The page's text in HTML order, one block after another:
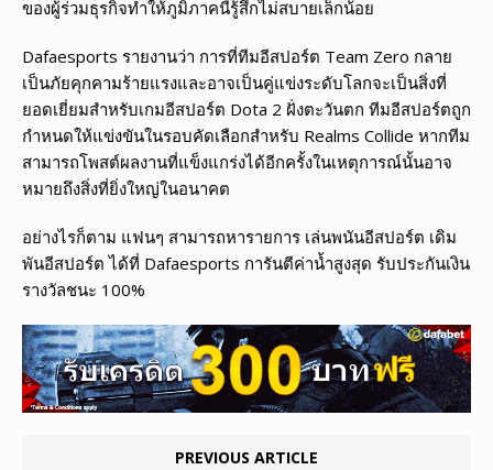
ของผู้ร่วมธุรกิจทำให้ภูมิภาคนี้รู้สึกไม่สบายเล็กน้อย
Dafaesports รายงานว่า การที่ทีมอีสปอร์ต Team Zero กลาย
เป็นภัยคุกคามร้ายแรงและอาจเป็นคู่แข่งระดับโลกจะเป็นสิ่งที่
ยอดเยี่ยมสำหรับเกมอีสปอร์ต Dota 2 ฝั่งตะวันตก ทีมอีสปอร์ตถูก
กำหนดให้แข่งขันในรอบคัดเลือกสำหรับ Realms Collide หากทีม
สามารถโพสต์ผลงานที่แข็งแกร่งได้อีกครั้งในเหตุการณ์นั้นอาจ
หมายถึงสิ่งที่ยิ่งใหญ่ในอนาคต
อย่างไรก็ตาม แฟนๆ สามารถหารายการ เล่นพนันอีสปอร์ต เดิม
พันอีสปอร์ต ได้ที่ Dafaesports การันตีค่าน้ำสูงสุด รับประกันเงิน
รางวัลชนะ 100%
PREVIOUS ARTICLE